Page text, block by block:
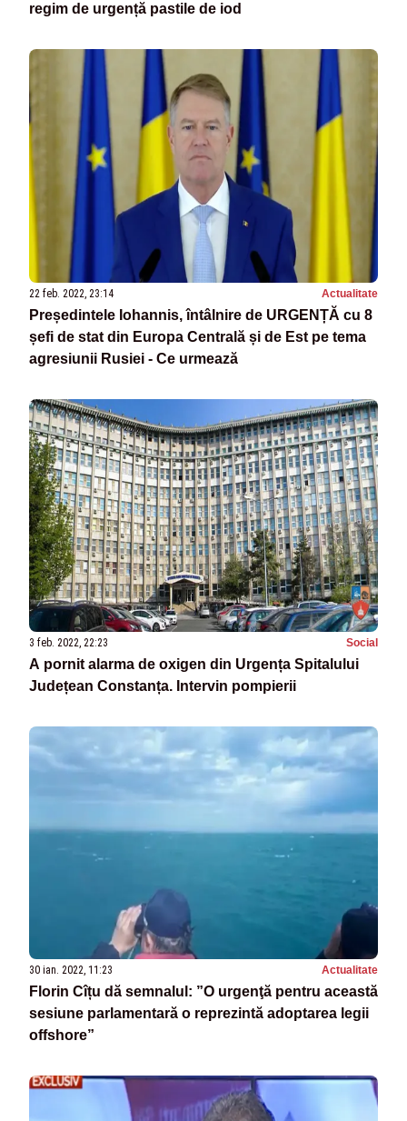
regim de urgență pastile de iod
22 feb. 2022, 23:14 Actualitate
Președintele Iohannis, întâlnire de URGENȚĂ cu 8
șefi de stat din Europa Centrală și de Est pe tema
agresiunii Rusiei - Ce urmează
3 feb. 2022, 22:23 Social
A pornit alarma de oxigen din Urgența Spitalului
Județean Constanța. Intervin pompierii
30 ian. 2022, 11:23 Actualitate
Florin Cîțu dă semnalul: ”O urgenţă pentru această
sesiune parlamentară o reprezintă adoptarea legii
offshore”